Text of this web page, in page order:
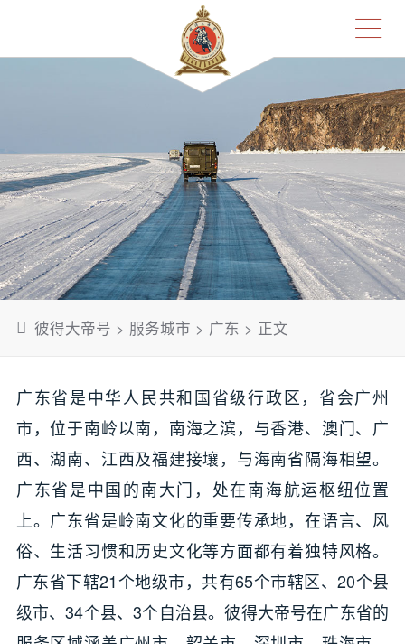
彼得大帝号 > 服务城市 > 广东 > 正文
广东省是中华人民共和国省级行政区，省会广州
市，位于南岭以南，南海之滨，与香港、澳门、广
西、湖南、江西及福建接壤，与海南省隔海相望。
广东省是中国的南大门，处在南海航运枢纽位置
上。广东省是岭南文化的重要传承地，在语言、风
俗、生活习惯和历史文化等方面都有着独特风格。
广东省下辖21个地级市，共有65个市辖区、20个县
级市、34个县、3个自治县。彼得大帝号在广东省的